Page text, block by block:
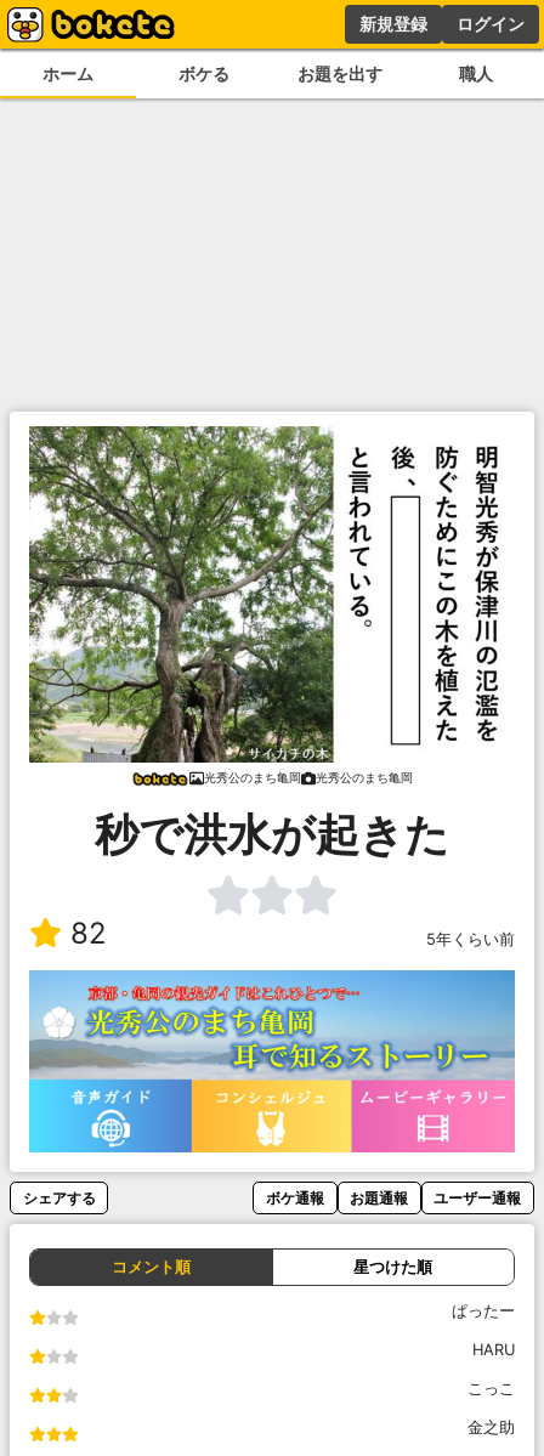
新規登録 ログイン
ホーム ボケる お題を出す 職人
光秀公のまち亀岡 光秀公のまち亀岡
秒で洪水が起きた
82 5年くらい前
シェアする ボケ通報 お題通報 ユーザー通報
コメント順 星つけた順
ぱったー
HARU
こっこ
金之助